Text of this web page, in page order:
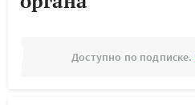
Доступно по подписке.